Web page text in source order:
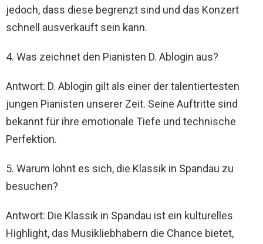
jedoch, dass diese begrenzt sind und das Konzert
schnell ausverkauft sein kann.
4. Was zeichnet den Pianisten D. Ablogin aus?
Antwort: D. Ablogin gilt als einer der talentiertesten
jungen Pianisten unserer Zeit. Seine Auftritte sind
bekannt für ihre emotionale Tiefe und technische
Perfektion.
5. Warum lohnt es sich, die Klassik in Spandau zu
besuchen?
Antwort: Die Klassik in Spandau ist ein kulturelles
Highlight, das Musikliebhabern die Chance bietet,